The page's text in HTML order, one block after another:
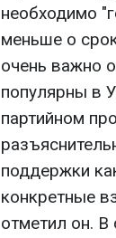
необходимо
меньше о
очень важно
популярны в
партийном
поддержки
конкретные
отметил он. В